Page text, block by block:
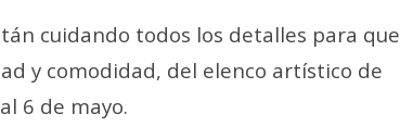
cuidando todos los detalles para que
y comodidad, del elenco artístico de
6 de mayo.